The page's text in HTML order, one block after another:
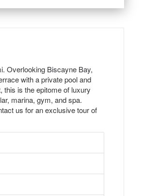
Overlooking Biscayne Bay,
with a private pool and
this is the epitome of luxury
marina, gym, and spa.
us for an exclusive tour of